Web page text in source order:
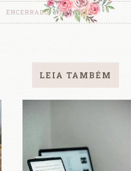
ENCERRADO RESULTADO
LEIA TAMBÉM